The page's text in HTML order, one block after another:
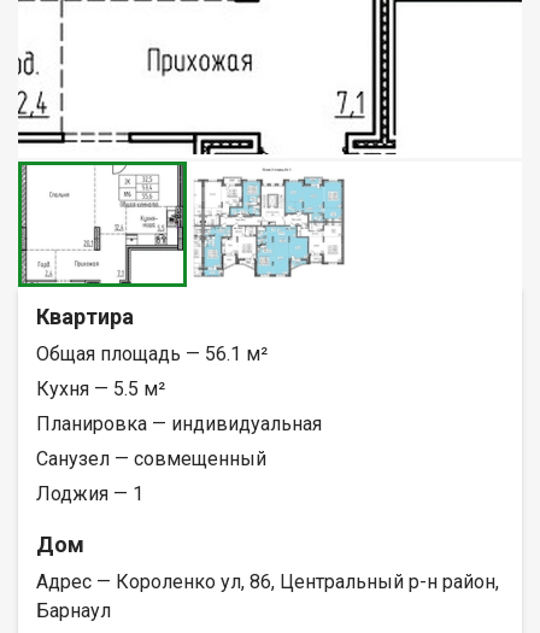
Квартира
Общая площадь — 56.1 м²
Кухня — 5.5 м²
Планировка — индивидуальная
Санузел — совмещенный
Лоджия — 1
Дом
Адрес — Короленко ул, 86, Центральный р-н район,
Барнаул